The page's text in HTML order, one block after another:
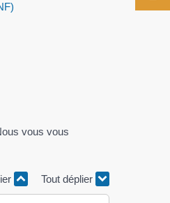
vous vous
Tout déplier